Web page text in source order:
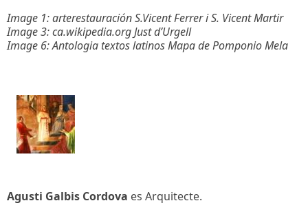
Image 1: arterestauración S.Vicent Ferrer i S. Vicent Martir
Image 3: ca.wikipedia.org Just d’Urgell
Image 6: Antologia textos latinos Mapa de Pomponio Mela
Agusti Galbis Cordova es Arquitecte.